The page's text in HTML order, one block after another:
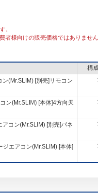
。
者様向けの販売価格ではありませ
構
(Mr.SLIM) [別売]リモコン
ン(Mr.SLIM) [本体]4方向天
コン(Mr.SLIM) [別売]パネ
ジエアコン(Mr.SLIM) [本体]